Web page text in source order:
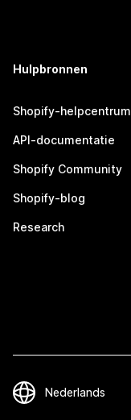
Hulpbronnen
Shopify-helpcentrum
API-documentatie
Shopify Community
Shopify-blog
Research